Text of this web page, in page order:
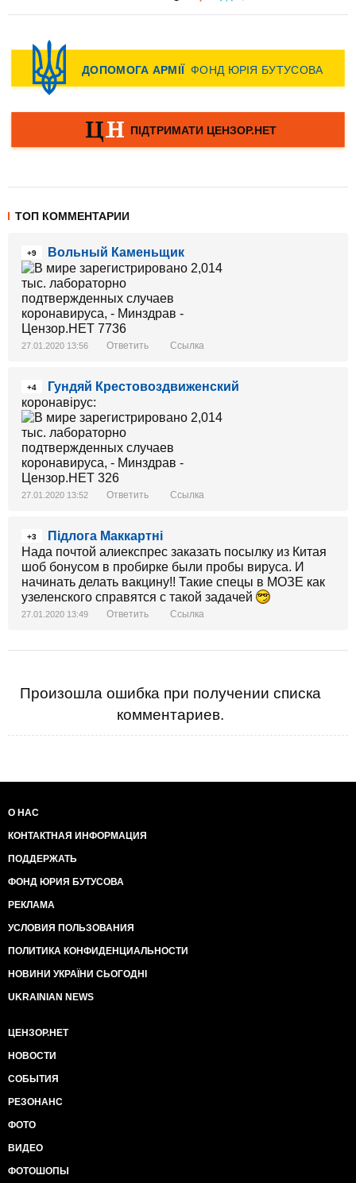
ТОП КОММЕНТАРИИ
+9 Вольный Каменьщик
27.01.2020 13:56 Ответить Ссылка
+4
Гундяй Крестовоздвиженский
коронавірус:
27.01.2020 13:52 Ответить Ссылка
+3
Підлога Маккартні
Нада почтой алиекспрес заказать посылку из Китая
шоб бонусом в пробирке были пробы вируса. И
начинать делать вакцину!! Такие спецы в МОЗЕ как
узеленского справятся с такой задачей
27.01.2020 13:49 Ответить Ссылка
Произошла ошибка при получении списка
комментариев.
О НАС
КОНТАКТНАЯ ИНФОРМАЦИЯ
ПОДДЕРЖАТЬ
ФОНД ЮРИЯ БУТУСОВА
РЕКЛАМА
УСЛОВИЯ ПОЛЬЗОВАНИЯ
ПОЛИТИКА КОНФИДЕНЦИАЛЬНОСТИ
НОВИНИ УКРАЇНИ СЬОГОДНІ
UKRAINIAN NEWS
ЦЕНЗОР.НЕТ
НОВОСТИ
СОБЫТИЯ
РЕЗОНАНС
ФОТО
ВИДЕО
ФОТОШОПЫ